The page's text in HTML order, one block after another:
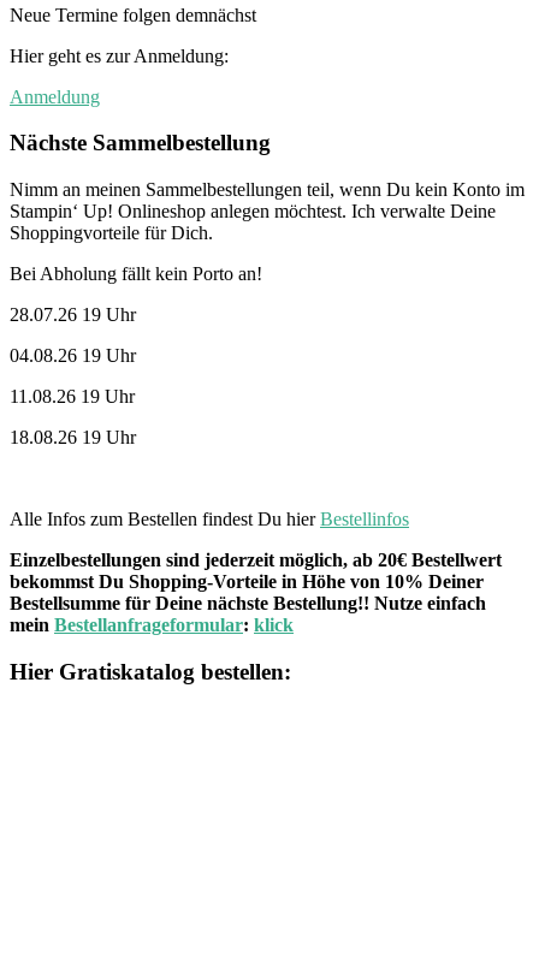
Neue Termine folgen demnächst
Hier geht es zur Anmeldung:
Anmeldung
Nächste Sammelbestellung
Nimm an meinen Sammelbestellungen teil, wenn Du kein Konto im
Stampin‘ Up! Onlineshop anlegen möchtest. Ich verwalte Deine
Shoppingvorteile für Dich.
Bei Abholung fällt kein Porto an!
28.07.26 19 Uhr
04.08.26 19 Uhr
11.08.26 19 Uhr
18.08.26 19 Uhr
Alle Infos zum Bestellen findest Du hierBestellinfos
Einzelbestellungen sind jederzeit möglich, ab 20€ Bestellwert
bekommst Du Shopping-Vorteile in Höhe von 10% Deiner
Bestellsumme für Deine nächste Bestellung!! Nutze einfach
mein Bestellanfrageformular: klick
Hier Gratiskatalog bestellen: